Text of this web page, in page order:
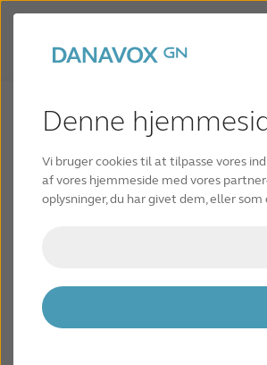
Denne
Vi bruger cookies til at tilpasse vores
af vores hjemmeside med vores
oplysninger, du har givet dem, eller
Fra tid til anden kan vi ønske at
markedsføringsoplysninger og
mærker via digital kommunikation.
Nedenfor kan du læse, hvilke digitale